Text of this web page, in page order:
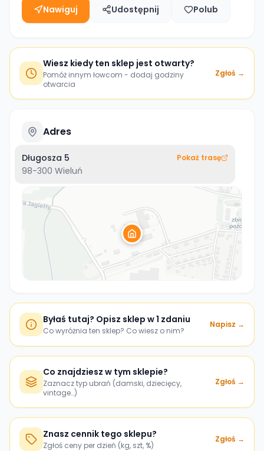
Nawiguj Udostępnij Polub
Wiesz kiedy ten sklep jest otwarty?
Pomóż innym łowcom - dodaj godziny
otwarcia
Zgłoś →
Adres
Długosza 5
98-300 Wieluń
Pokaż trasę
Byłaś tutaj? Opisz sklep w 1 zdaniu
Co wyróżnia ten sklep? Co wiesz o nim?
Napisz →
Co znajdziesz w tym sklepie?
Zaznacz typ ubrań (damski, dziecięcy,
vintage…)
Zgłoś →
Znasz cennik tego sklepu?
Zgłoś ceny per dzień (kg, szt, %)
Zgłoś →